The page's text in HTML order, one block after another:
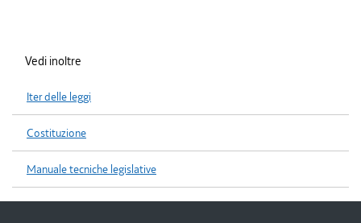
Vedi inoltre
Iter delle leggi
Costituzione
Manuale tecniche legislative